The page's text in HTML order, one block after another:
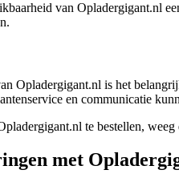
van Opladergigant.nl
Opladergigant.nl is het
en communicatie
te bestellen,
met